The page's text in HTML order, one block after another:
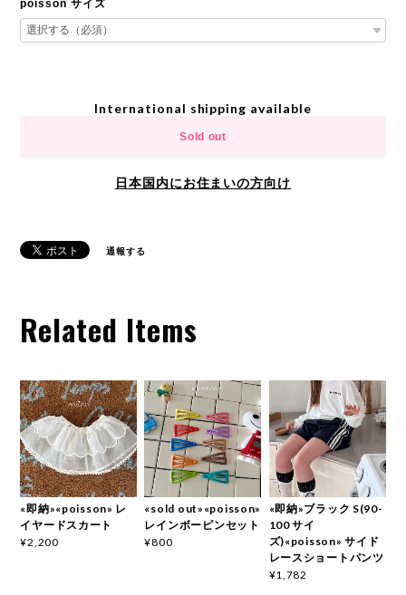
poisson サイズ
International shipping available
Sold out
日本国内にお住まいの方向け
通報する
Related Items
«即納»«poisson» レ
イヤードスカート
¥2,200
«sold out»«poisson»
レインボーピンセット
¥800
«即納»ブラック S(90-
100 サイ
ズ)«poisson» サイド
レースショートパンツ
¥1,782